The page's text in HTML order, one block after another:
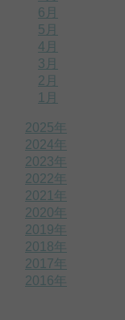
6月
5月
4月
3月
2月
1月
2025年
2024年
2023年
2022年
2021年
2020年
2019年
2018年
2017年
2016年